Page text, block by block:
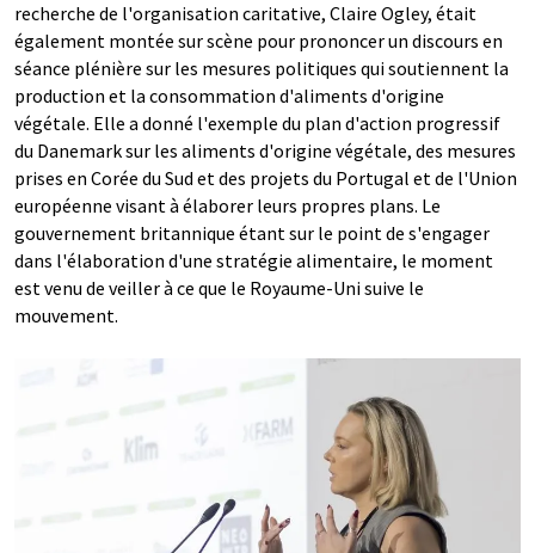
recherche de l'organisation caritative, Claire Ogley, était
également montée sur scène pour prononcer un discours en
séance plénière sur les mesures politiques qui soutiennent la
production et la consommation d'aliments d'origine
végétale. Elle a donné l'exemple du plan d'action progressif
du Danemark sur les aliments d'origine végétale, des mesures
prises en Corée du Sud et des projets du Portugal et de l'Union
européenne visant à élaborer leurs propres plans. Le
gouvernement britannique étant sur le point de s'engager
dans l'élaboration d'une stratégie alimentaire, le moment
est venu de veiller à ce que le Royaume-Uni suive le
mouvement.